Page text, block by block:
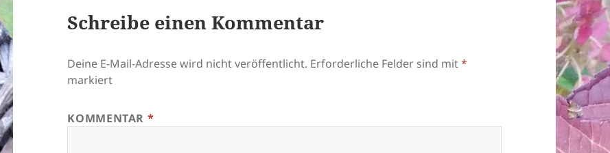
Schreibe einen Kommentar
Deine E-Mail-Adresse wird nicht veröffentlicht. Erforderliche Felder sind mit*
markiert
KOMMENTAR *